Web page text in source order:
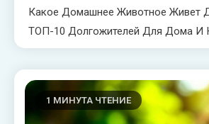
Какое Домашнее Животное Живет
ТОП-10 Долгожителей Для Дома И
1 МИНУТА ЧТЕНИЕ